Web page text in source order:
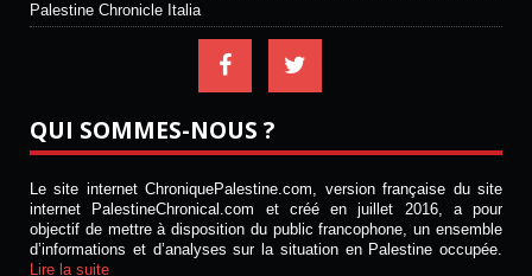
Palestine Chronicle Italia
QUI SOMMES-NOUS ?
Le site internet ChroniquePalestine.com, version française du site
internet PalestineChronical.com et créé en juillet 2016, a pour
objectif de mettre à disposition du public francophone, un ensemble
d’informations et d’analyses sur la situation en Palestine occupée.
Lire la suite